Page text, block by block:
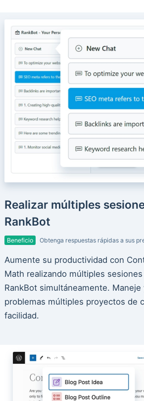
Realizar múltiples
RankBot
Beneficio Obtenga respuestas rápidas a sus
Aumente su productividad con
Math realizando múltiples
RankBot simultáneamente.
problemas múltiples proyectos de
facilidad.